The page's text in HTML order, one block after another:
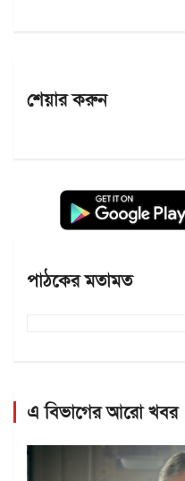
শেয়ার করুন
পাঠকের মতামত
এ বিভাগের আরো খবর